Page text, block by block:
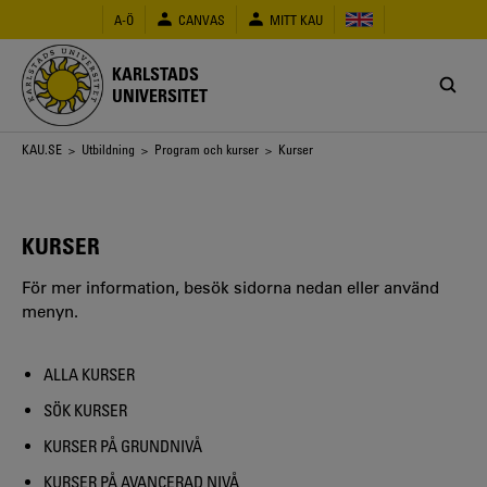
huvudinnehåll
A-Ö CANVAS MITT KAU
KARLSTADS
UNIVERSITET
Länkstig
KAU.SE > Utbildning > Program och kurser > Kurser
KURSER
För mer information, besök sidorna nedan eller använd
menyn.
ALLA KURSER
SÖK KURSER
KURSER PÅ GRUNDNIVÅ
KURSER PÅ AVANCERAD NIVÅ